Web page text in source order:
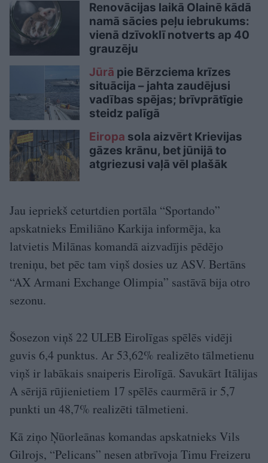
Renovācijas laikā Olainē kādā
namā sācies peļu iebrukums:
vienā dzīvoklī notverts ap 40
grauzēju
Jūrā pie Bērzciema krīzes
situācija – jahta zaudējusi
vadības spējas; brīvprātīgie
steidz palīgā
Eiropa sola aizvērt Krievijas
gāzes krānu, bet jūnijā to
atgriezusi vaļā vēl plašāk
Jau iepriekš ceturtdien portāla “Sportando”
apskatnieks Emiliāno Karkija informēja, ka
latvietis Milānas komandā aizvadījis pēdējo
treniņu, bet pēc tam viņš dosies uz ASV. Bertāns
“AX Armani Exchange Olimpia” sastāvā bija otro
sezonu.
Šosezon viņš 22 ULEB Eirolīgas spēlēs vidēji
guvis 6,4 punktus. Ar 53,62% realizēto tālmetienu
viņš ir labākais snaiperis Eirolīgā. Savukārt Itālijas
A sērijā rūjienietiem 17 spēlēs caurmērā ir 5,7
punkti un 48,7% realizēti tālmetieni.
Kā ziņo Ņūorleānas komandas apskatnieks Vils
Gilrojs, “Pelicans” nesen atbrīvoja Timu Freizeru